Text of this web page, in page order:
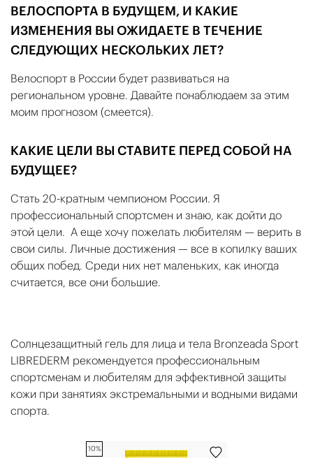
ВЕЛОСПОРТА В БУДУЩЕМ, И КАКИЕ
ИЗМЕНЕНИЯ ВЫ ОЖИДАЕТЕ В ТЕЧЕНИЕ
СЛЕДУЮЩИХ НЕСКОЛЬКИХ ЛЕТ?
Велоспорт в России будет развиваться на
региональном уровне. Давайте понаблюдаем за этим
моим прогнозом (смеется).
КАКИЕ ЦЕЛИ ВЫ СТАВИТЕ ПЕРЕД СОБОЙ НА
БУДУЩЕЕ?
Стать 20-кратным чемпионом России. Я
профессиональный спортсмен и знаю, как дойти до
этой цели. А еще хочу пожелать любителям — верить в
свои силы. Личные достижения — все в копилку ваших
общих побед. Среди них нет маленьких, как иногда
считается, все они большие.
Солнцезащитный гель для лица и тела Bronzeada Sport
LIBREDERM рекомендуется профессиональным
спортсменам и любителям для эффективной защиты
кожи при занятиях экстремальными и водными видами
спорта.
10%